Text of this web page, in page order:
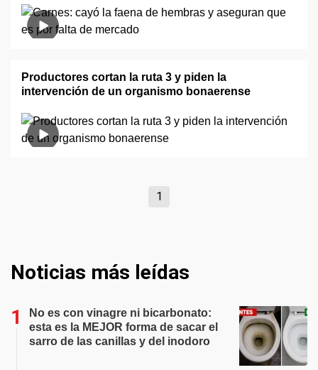
Productores cortan la ruta 3 y piden la
intervención de un organismo bonaerense
1
Noticias más leídas
No es con vinagre ni bicarbonato:
esta es la MEJOR forma de sacar el
sarro de las canillas y del inodoro